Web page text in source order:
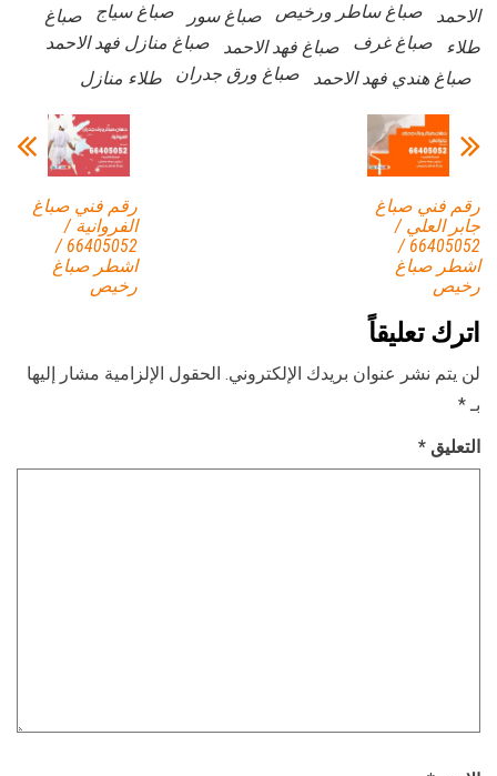
الاحمد
صباغ ساطر ورخيص صباغ سور صباغ سياج
صباغ
طلاء
صباغ غرف صباغ فهد الاحمد
صباغ منازل فهد الاحمد
صباغ هندي فهد الاحمد
صباغ ورق جدران طلاء منازل
رقم فني صباغ
الفروانية /
66405052 /
اشطر صباغ
رخيص
رقم فني صباغ
جابر العلي /
66405052 /
اشطر صباغ
رخيص
اترك تعليقاً
لن يتم نشر عنوان بريدك الإلكتروني. الحقول الإلزامية مشار إليها
بـ*
التعليق *